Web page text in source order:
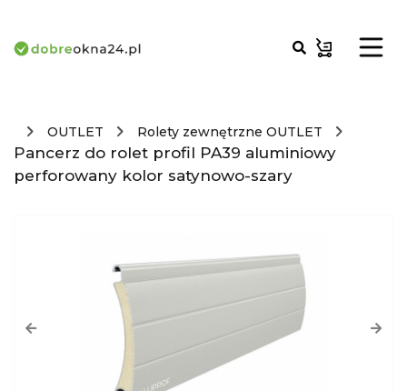
OUTLET Rolety zewnętrzne OUTLET
Pancerz do rolet profil PA39 aluminiowy
perforowany kolor satynowo-szary